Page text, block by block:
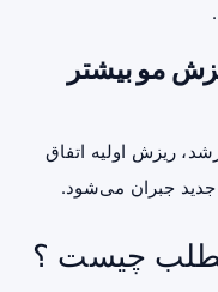
مو بیشتر
ریزش اولیه اتفاق
جبران می‌شود.
چیست ؟